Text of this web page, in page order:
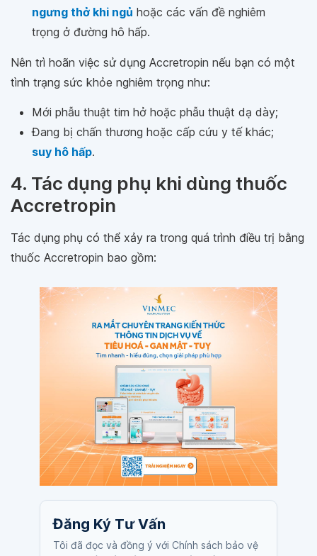
ngưng thở khi ngủ hoặc các vấn đề nghiêm
trọng ở đường hô hấp.
Nên trì hoãn việc sử dụng Accretropin nếu bạn có một
tình trạng sức khỏe nghiêm trọng như:
Mới phẫu thuật tim hở hoặc phẫu thuật dạ dày;
Đang bị chấn thương hoặc cấp cứu y tế khác;
suy hô hấp.
4. Tác dụng phụ khi dùng thuốc
Accretropin
Tác dụng phụ có thể xảy ra trong quá trình điều trị bằng
thuốc Accretropin bao gồm:
Đăng Ký Tư Vấn
Tôi đã đọc và đồng ý với Chính sách bảo vệ